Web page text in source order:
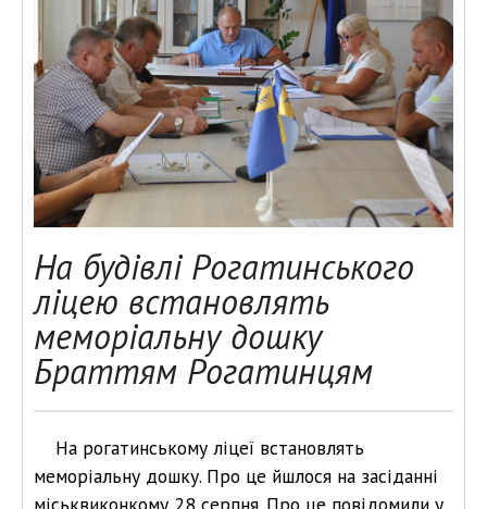
На будівлі Рогатинського
ліцею встановлять
меморіальну дошку
Браттям Рогатинцям
На рогатинському ліцеї встановлять
меморіальну дошку. Про це йшлося на засіданні